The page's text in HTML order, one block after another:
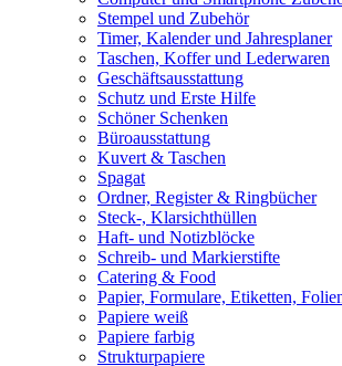
Stempel und Zubehör
Timer, Kalender und Jahresplaner
Taschen, Koffer und Lederwaren
Geschäftsausstattung
Schutz und Erste Hilfe
Schöner Schenken
Büroausstattung
Kuvert & Taschen
Spagat
Ordner, Register & Ringbücher
Steck-, Klarsichthüllen
Haft- und Notizblöcke
Schreib- und Markierstifte
Catering & Food
Papier, Formulare, Etiketten,
Papiere weiß
Papiere farbig
Strukturpapiere